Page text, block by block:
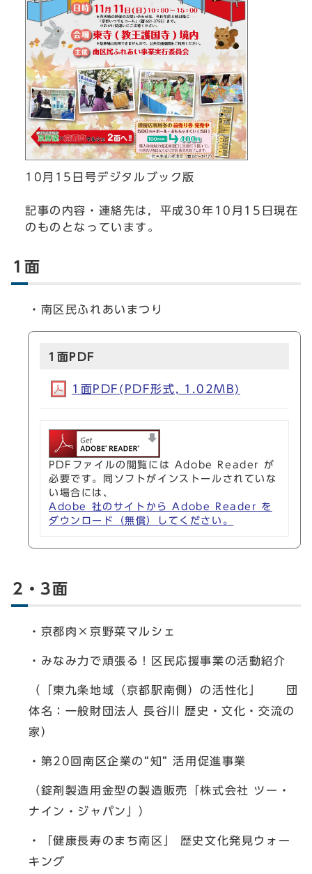
10月15日号デジタルブック版
記事の内容・連絡先は，平成30年10月15日現在
のものとなっています。
1面
・南区民ふれあいまつり
1面PDF
1面PDF(PDF形式, 1.02MB)
PDFファイルの閲覧には Adobe Reader が
必要です。同ソフトがインストールされていな
い場合には、
Adobe 社のサイトから Adobe Reader を
ダウンロード（無償）してください。
2・3面
・京都肉×京野菜マルシェ
・みなみ力で頑張る！区民応援事業の活動紹介
（「東九条地域（京都駅南側）の活性化」 団
体名：一般財団法人 長谷川 歴史・文化・交流の
家）
・第20回南区企業の“知” 活用促進事業
（錠剤製造用金型の製造販売「株式会社 ツー・
ナイン・ジャパン」）
・「健康長寿のまち南区」 歴史文化発見ウォー
キング